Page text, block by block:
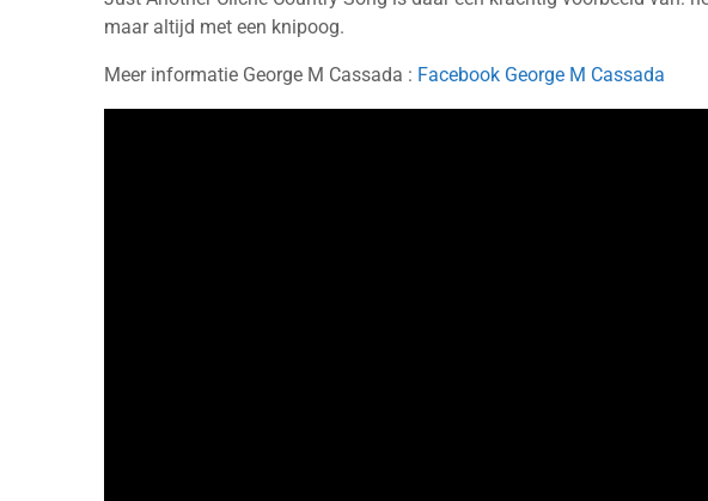
maar altijd met een knipoog.
Meer informatie George M Cassada : Facebook George M Cassada